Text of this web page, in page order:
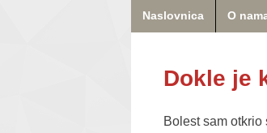
Naslovnica O
Dokle je
Bolest sam